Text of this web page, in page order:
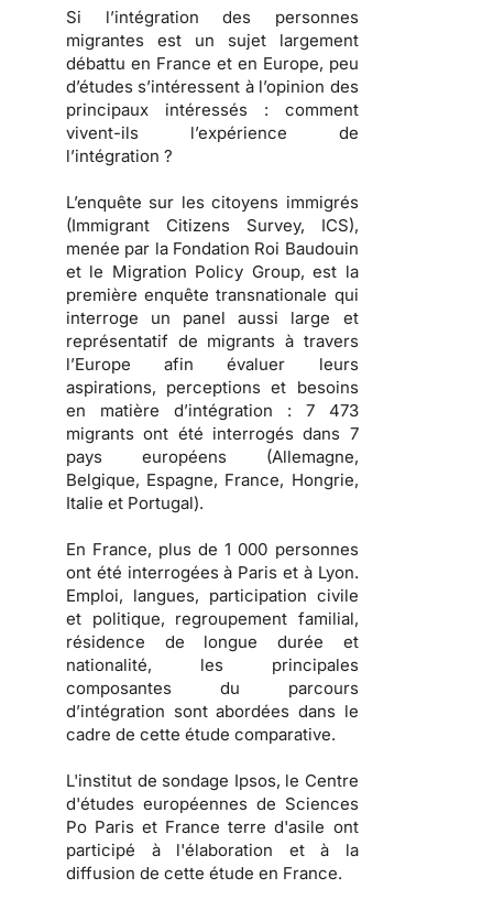
Si l’intégration des personnes
migrantes est un sujet largement
débattu en France et en Europe, peu
d’études s’intéressent à l’opinion des
principaux intéressés : comment
vivent-ils l’expérience de
l’intégration ?
L’enquête sur les citoyens immigrés
(Immigrant Citizens Survey, ICS),
menée par la Fondation Roi Baudouin
et le Migration Policy Group, est la
première enquête transnationale qui
interroge un panel aussi large et
représentatif de migrants à travers
l’Europe afin évaluer leurs
aspirations, perceptions et besoins
en matière d’intégration : 7 473
migrants ont été interrogés dans 7
pays européens (Allemagne,
Belgique, Espagne, France, Hongrie,
Italie et Portugal).
En France, plus de 1 000 personnes
ont été interrogées à Paris et à Lyon.
Emploi, langues, participation civile
et politique, regroupement familial,
résidence de longue durée et
nationalité, les principales
composantes du parcours
d’intégration sont abordées dans le
cadre de cette étude comparative.
L'institut de sondage Ipsos, le Centre
d'études européennes de Sciences
Po Paris et France terre d'asile ont
participé à l'élaboration et à la
diffusion de cette étude en France.